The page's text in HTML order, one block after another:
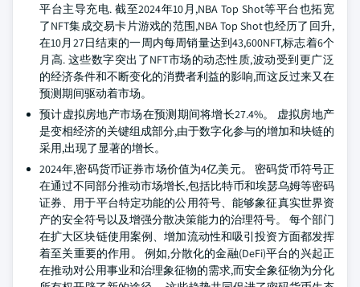
平台主导充电. 截至2024年10月,NBA Top Shot等平台也拓宽
了NFT集成交易卡片游戏的范围,NBA Top Shot也经历了回升,
在10月27日结束的一周内每周销量达到43,600NFT,标志着6个
月高. 这些数字突出了NFT市场的动态性质,波动受到更广泛
的经济条件和不断变化的消费者利益的影响,而这反过来又在
预测期间驱动着市场。
预计虚拟房地产市场在预测期间将增长27.4%。 虚拟房地产
是变相经济的关键组成部分,由于数字化参与的增加和块链的
采用,出现了显著的增长。
2024年,密码货币证券市场价值为4亿美元。 密码货币符号正
在通过不同部分推动市场增长,包括比特币和埃瑟乌姆等密码
证券、用于平台特定功能的公用符号、能够象征真实世界资
产的安全符号以及增强分散决策能力的治理符号。 每个部门
在扩大区块链使用案例、增加流动性和吸引投资方面都发挥
着至关重要的作用。 例如,分散化的金融(DeFi)平台的兴起正
在推动对公用事业和治理象征物的需求,而安全象征物为分化